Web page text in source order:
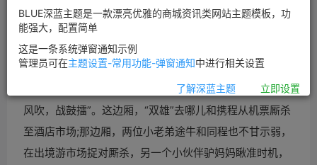
你方唱罢我登场，2014年的OTA(在线旅游)市场可谓是“春
风吹，战鼓擂”。这边厢，“双雄”去哪儿和携程从机票厮杀
至酒店市场;那边厢，两位小老弟途牛和同程也不甘示弱，
在出境游市场捉对厮杀，另一个小伙伴驴妈妈瞅准时机，
BLUE深蓝主题是一款漂亮优雅的商城资讯类网站主题模板，功
能强大，配置简单
这是一条系统弹窗通知示例
管理员可在主题设置-常用功能-弹窗通知中进行相关设置
了解深蓝主题 立即设置